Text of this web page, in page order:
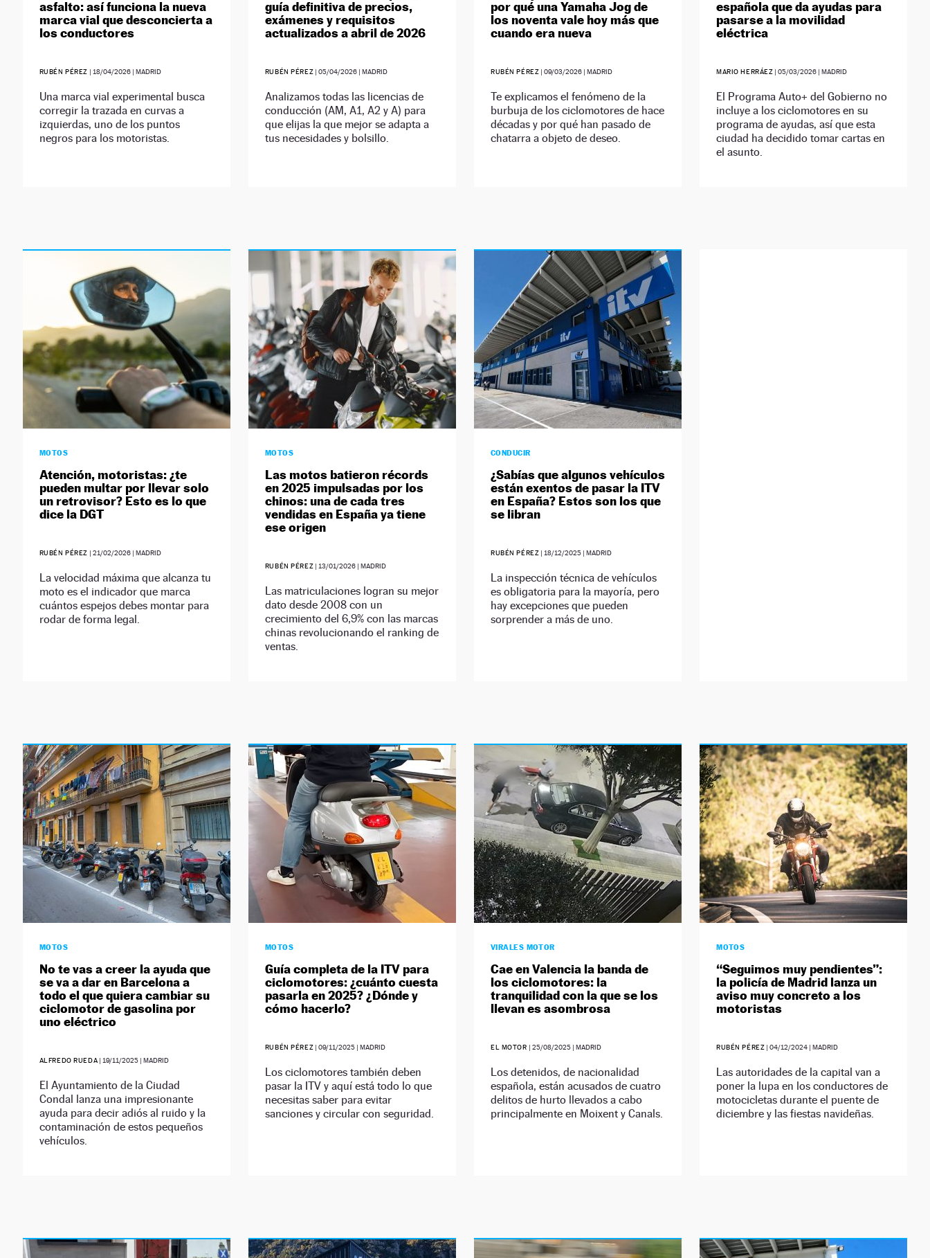
asfalto: así funciona la nueva
marca vial que desconcierta a
los conductores
RUBÉN PÉREZ | 18/04/2026 | MADRID
Una marca vial experimental busca
corregir la trazada en curvas a
izquierdas, uno de los puntos
negros para los motoristas.
guía definitiva de precios,
exámenes y requisitos
actualizados a abril de 2026
RUBÉN PÉREZ |05/04/2026 | MADRID
Analizamos todas las licencias de
conducción (AM, A1, A2 y A) para
que elijas la que mejor se adapta a
tus necesidades y bolsillo.
por qué una Yamaha Jog de
los noventa vale hoy más que
cuando era nueva
RUBÉN PÉREZ |09/03/2026 | MADRID
Te explicamos el fenómeno de la
burbuja de los ciclomotores de hace
décadas y por qué han pasado de
chatarra a objeto de deseo.
española que da ayudas para
pasarse a la movilidad
eléctrica
MARIO HERRÁEZ |05/03/2026 | MADRID
El Programa Auto+ del Gobierno no
incluye a los ciclomotores en su
programa de ayudas, así que esta
ciudad ha decidido tomar cartas en
el asunto.
MOTOS
Atención, motoristas: ¿te
pueden multar por llevar solo
un retrovisor? Esto es lo que
dice la DGT
RUBÉN PÉREZ |21/02/2026 | MADRID
La velocidad máxima que alcanza tu
moto es el indicador que marca
cuántos espejos debes montar para
rodar de forma legal.
MOTOS
Las motos batieron récords
en 2025 impulsadas por los
chinos: una de cada tres
vendidas en España ya tiene
ese origen
RUBÉN PÉREZ | 13/01/2026 | MADRID
Las matriculaciones logran su mejor
dato desde 2008 con un
crecimiento del 6,9% con las marcas
chinas revolucionando el ranking de
ventas.
CONDUCIR
¿Sabías que algunos vehículos
están exentos de pasar la ITV
en España? Estos son los que
se libran
RUBÉN PÉREZ | 18/12/2025 | MADRID
La inspección técnica de vehículos
es obligatoria para la mayoría, pero
hay excepciones que pueden
sorprender a más de uno.
MOTOS
No te vas a creer la ayuda que
se va a dar en Barcelona a
todo el que quiera cambiar su
ciclomotor de gasolina por
uno eléctrico
ALFREDO RUEDA | 19/11/2025 | MADRID
El Ayuntamiento de la Ciudad
Condal lanza una impresionante
ayuda para decir adiós al ruido y la
contaminación de estos pequeños
vehículos.
MOTOS
Guía completa de la ITV para
ciclomotores: ¿cuánto cuesta
pasarla en 2025? ¿Dónde y
cómo hacerlo?
RUBÉN PÉREZ |09/11/2025 | MADRID
Los ciclomotores también deben
pasar la ITV y aquí está todo lo que
necesitas saber para evitar
sanciones y circular con seguridad.
VIRALES MOTOR
Cae en Valencia la banda de
los ciclomotores: la
tranquilidad con la que se los
llevan es asombrosa
EL MOTOR | 25/08/2025| MADRID
Los detenidos, de nacionalidad
española, están acusados de cuatro
delitos de hurto llevados a cabo
principalmente en Moixent y Canals.
MOTOS
“Seguimos muy pendientes”:
la policía de Madrid lanza un
aviso muy concreto a los
motoristas
RUBÉN PÉREZ |04/12/2024 | MADRID
Las autoridades de la capital van a
poner la lupa en los conductores de
motocicletas durante el puente de
diciembre y las fiestas navideñas.